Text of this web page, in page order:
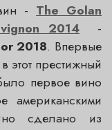
- The Golan
2014 -
2018. Впервые
этот престижный
первое вино
американскими
сделано из